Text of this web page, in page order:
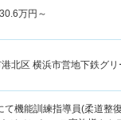
30.6万円～
北区 横浜市営地下鉄グリ
て機能訓練指導員(柔道整